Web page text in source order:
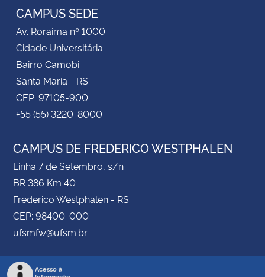
CAMPUS SEDE
Av. Roraima nº 1000
Cidade Universitária
Bairro Camobi
Santa Maria - RS
CEP: 97105-900
+55 (55) 3220-8000
CAMPUS DE FREDERICO WESTPHALEN
Linha 7 de Setembro, s/n
BR 386 Km 40
Frederico Westphalen - RS
CEP: 98400-000
ufsmfw@ufsm.br
Acesso à